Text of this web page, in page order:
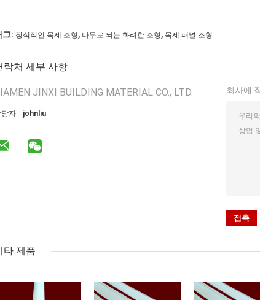
그: 장식적인 목제 조형, 나무로 되는 화려한 조형, 목제 패널 조형
락처 세부 사항
JINXI BUILDING MATERIAL CO., LTD.
당자: johnliu
회사에
타 제품